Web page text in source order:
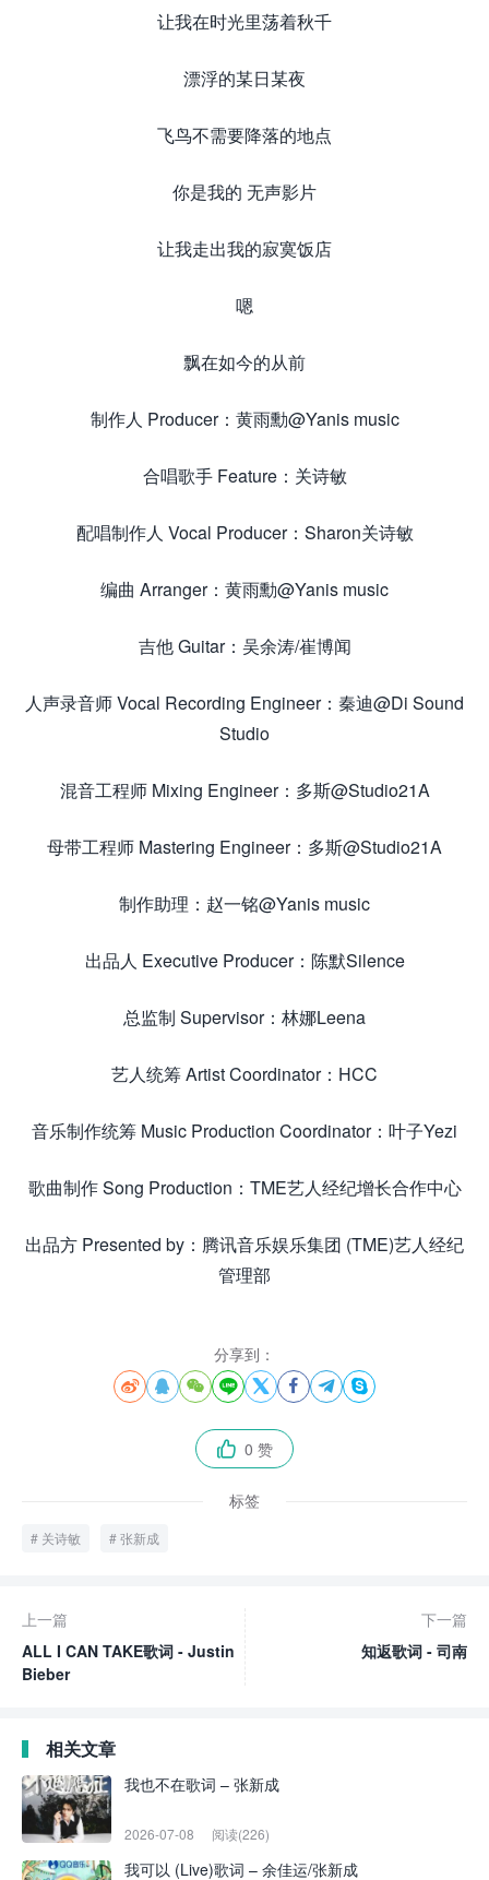
让我在时光里荡着秋千
漂浮的某日某夜
飞鸟不需要降落的地点
你是我的 无声影片
让我走出我的寂寞饭店
嗯
飘在如今的从前
制作人 Producer：黄雨勳@Yanis music
合唱歌手 Feature：关诗敏
配唱制作人 Vocal Producer：Sharon关诗敏
编曲 Arranger：黄雨勳@Yanis music
吉他 Guitar：吴余涛/崔博闻
人声录音师 Vocal Recording Engineer：秦迪@Di Sound
Studio
混音工程师 Mixing Engineer：多斯@Studio21A
母带工程师 Mastering Engineer：多斯@Studio21A
制作助理：赵一铭@Yanis music
出品人 Executive Producer：陈默Silence
总监制 Supervisor：林娜Leena
艺人统筹 Artist Coordinator：HCC
音乐制作统筹 Music Production Coordinator：叶子Yezi
歌曲制作 Song Production：TME艺人经纪增长合作中心
出品方 Presented by：腾讯音乐娱乐集团 (TME)艺人经纪
管理部
分享到：
       
 0 赞
标签
关诗敏 张新成
上一篇
ALL I CAN TAKE歌词 - Justin
Bieber
下一篇
知返歌词 - 司南
相关文章
我也不在歌词 – 张新成
2026-07-08 阅读(226)
我可以 (Live)歌词 – 余佳运/张新成